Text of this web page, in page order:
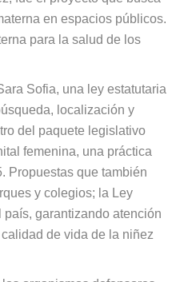
en espacios públicos.
para la salud de los
Sofia, una ley estatutaria
localización y
del paquete legislativo
femenina, una práctica
Propuestas que también
y colegios; la Ley
garantizando atención
de vida de la niñez